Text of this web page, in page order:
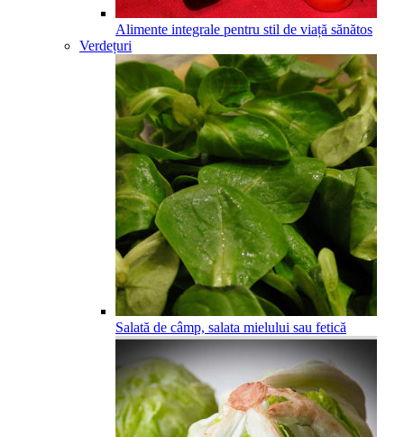
Alimente integrale pentru stil de viață sănătos
Verdețuri
Salată de câmp, salata mielului sau fetică